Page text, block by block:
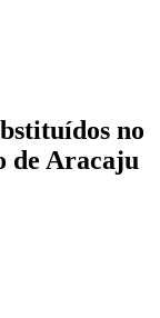
no
de Aracaju